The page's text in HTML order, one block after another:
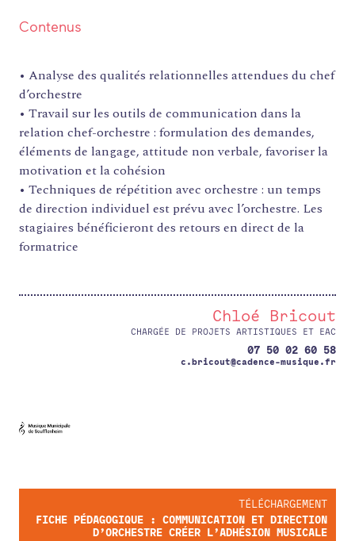
Contenus
• Analyse des qualités relationnelles attendues du chef
d’orchestre
• Travail sur les outils de communication dans la
relation chef-orchestre : formulation des demandes,
éléments de langage, attitude non verbale, favoriser la
motivation et la cohésion
• Techniques de répétition avec orchestre : un temps
de direction individuel est prévu avec l’orchestre. Les
stagiaires bénéficieront des retours en direct de la
formatrice
Chloé Bricout
CHARGÉE DE PROJETS ARTISTIQUES ET EAC
07 50 02 60 58
c.bricout@cadence-musique.fr
TÉLÉCHARGEMENT
FICHE PÉDAGOGIQUE : COMMUNICATION ET DIRECTION
D’ORCHESTRE CRÉER L’ADHÉSION MUSICALE
FORMATIONS
ATELIERS
RENCONTRES
ACCOMPAGNEMENT
RESSOURCES
AGENDA